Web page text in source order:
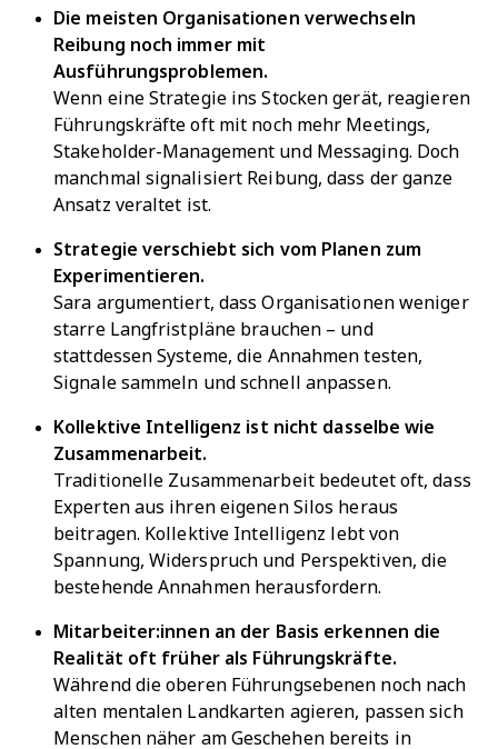
Die meisten Organisationen verwechseln
Reibung noch immer mit
Ausführungsproblemen.
Wenn eine Strategie ins Stocken gerät, reagieren
Führungskräfte oft mit noch mehr Meetings,
Stakeholder-Management und Messaging. Doch
manchmal signalisiert Reibung, dass der ganze
Ansatz veraltet ist.
Strategie verschiebt sich vom Planen zum
Experimentieren.
Sara argumentiert, dass Organisationen weniger
starre Langfristpläne brauchen – und
stattdessen Systeme, die Annahmen testen,
Signale sammeln und schnell anpassen.
Kollektive Intelligenz ist nicht dasselbe wie
Zusammenarbeit.
Traditionelle Zusammenarbeit bedeutet oft, dass
Experten aus ihren eigenen Silos heraus
beitragen. Kollektive Intelligenz lebt von
Spannung, Widerspruch und Perspektiven, die
bestehende Annahmen herausfordern.
Mitarbeiter:innen an der Basis erkennen die
Realität oft früher als Führungskräfte.
Während die oberen Führungsebenen noch nach
alten mentalen Landkarten agieren, passen sich
Menschen näher am Geschehen bereits in